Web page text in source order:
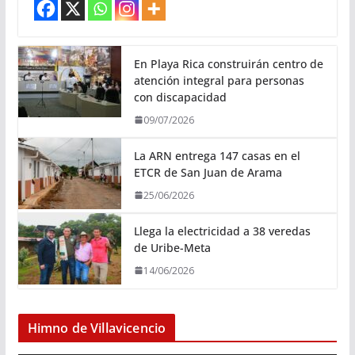
En Playa Rica construirán centro de
atención integral para personas
con discapacidad
09/07/2026
La ARN entrega 147 casas en el
ETCR de San Juan de Arama
25/06/2026
Llega la electricidad a 38 veredas
de Uribe-Meta
14/06/2026
Himno de Villavicencio